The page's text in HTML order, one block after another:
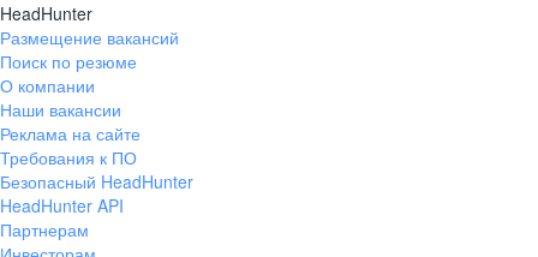
HeadHunter
Размещение вакансий
Поиск по резюме
О компании
Наши вакансии
Реклама на сайте
Требования к ПО
Безопасный HeadHunter
HeadHunter API
Партнерам